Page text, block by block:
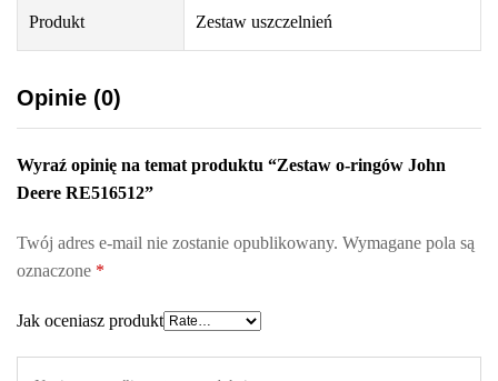
Produkt Zestaw uszczelnień
Opinie (0)
Wyraź opinię na temat produktu “Zestaw o-ringów John
Deere RE516512”
Twój adres e-mail nie zostanie opublikowany. Wymagane pola są
oznaczone *
Jak oceniasz produkt